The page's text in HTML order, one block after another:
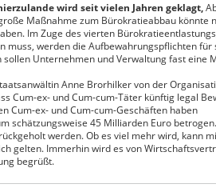
wird seit vielen Jahren geklagt,
Maßnahme zum Bürokratieabbau könnte
Im Zuge des vierten
muss, werden die Aufbewahrungspflichten für
Unternehmen und Verwaltung fast eine
Anne Brorhilker von der
Cum-ex- und Cum-cum-Täter künftig legal
Cum-ex- und Cum-cum-Geschäften haben
schätzungsweise 45 Milliarden Euro
werden. Ob es viel mehr wird, kann
gelten. Immerhin wird es von
begrüßt.